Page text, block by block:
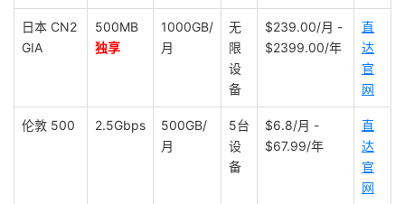
日本 CN2
GIA
500MB
独享
1000GB/
月
无
限
设
备
$239.00/月 -
$2399.00/年
直
达
官
网
伦敦 500 2.5Gbps
500GB/
月
5台
设
备
$6.8/月 -
$67.99/年
直
达
官
网